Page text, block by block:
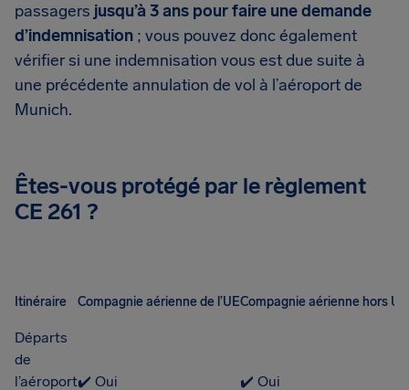
passagers jusqu’à 3 ans pour faire une demande
d’indemnisation ; vous pouvez donc également
vérifier si une indemnisation vous est due suite à
une précédente annulation de vol à l’aéroport de
Munich.
Êtes-vous protégé par le règlement
CE 261 ?
Itinéraire Compagnie aérienne de l’UECompagnie aérienne hors UE
Départs
de
l’aéroport✔️ Oui ✔️ Oui